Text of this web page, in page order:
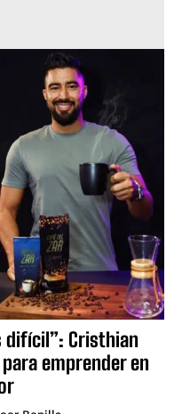
difícil”: Cristhian
emprender en